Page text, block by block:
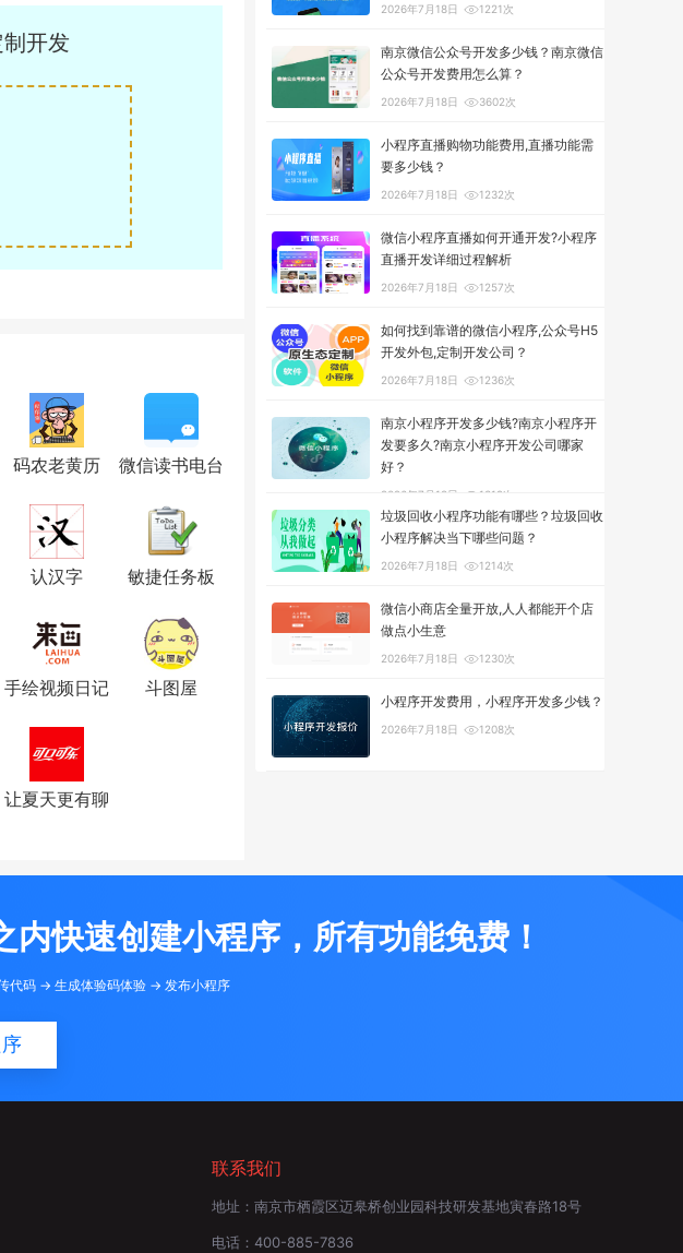
开发
码农老黄历 微信读书电台
认汉字 敏捷任务板
手绘视频日记 斗图屋
让夏天更有聊
2026年7月18日 1221次
南京微信公众号开发多少钱？南京微信
公众号开发费用怎么算？
2026年7月18日 3602次
小程序直播购物功能费用,直播功能需
要多少钱？
2026年7月18日 1232次
微信小程序直播如何开通开发?小程序
直播开发详细过程解析
2026年7月18日 1257次
如何找到靠谱的微信小程序,公众号H5
开发外包,定制开发公司？
2026年7月18日 1236次
南京小程序开发多少钱?南京小程序开
发要多久?南京小程序开发公司哪家
好？
2026年7月18日 1319次
垃圾回收小程序功能有哪些？垃圾回收
小程序解决当下哪些问题？
2026年7月18日 1214次
微信小商店全量开放,人人都能开个店
做点小生意
2026年7月18日 1230次
小程序开发费用，小程序开发多少钱？
2026年7月18日 1208次
快速创建小程序，所有功能免费！
代码 -> 生成体验码体验 -> 发布小程序
联系我们
地址： 南京市栖霞区迈皋桥创业园科技研发基地寅春路18号
电话： 400-885-7836